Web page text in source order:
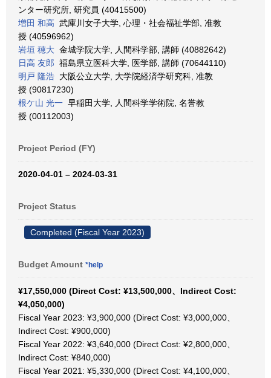
ンター研究所, 研究員 (40415500)
増田 和高 武庫川女子大学, 心理・社会福祉学部, 准教
授 (40596962)
岩垣 穂大 金城学院大学, 人間科学部, 講師 (40882642)
日高 友郎 福島県立医科大学, 医学部, 講師 (70644110)
明戸 隆浩 大阪公立大学, 大学院経済学研究科, 准教
授 (90817230)
根ケ山 光一 早稲田大学, 人間科学学術院, 名誉教
授 (00112003)
Project Period (FY)
2020-04-01 – 2024-03-31
Project Status
Completed (Fiscal Year 2023)
Budget Amount *help
¥17,550,000 (Direct Cost: ¥13,500,000、Indirect Cost:
¥4,050,000)
Fiscal Year 2023: ¥3,900,000 (Direct Cost: ¥3,000,000、
Indirect Cost: ¥900,000)
Fiscal Year 2022: ¥3,640,000 (Direct Cost: ¥2,800,000、
Indirect Cost: ¥840,000)
Fiscal Year 2021: ¥5,330,000 (Direct Cost: ¥4,100,000、